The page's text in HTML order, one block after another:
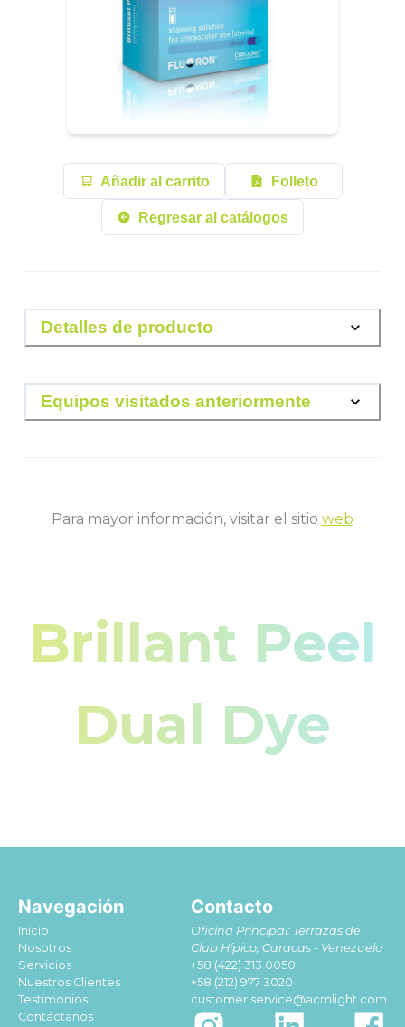
Añadir al carrito Folleto
Regresar al catálogos
Detalles de producto
Equipos visitados anteriormente
Para mayor información, visitar el sitio web
Brillant Peel
Dual Dye
Navegación
Inicio
Nosotros
Servicios
Nuestros Clientes
Testimonios
Contáctanos
Contacto
Oficina Principal: Terrazas de
Club Hípico, Caracas - Venezuela
+58 (422) 313 0050
+58 (212) 977 3020
customer.service@acmlight.com